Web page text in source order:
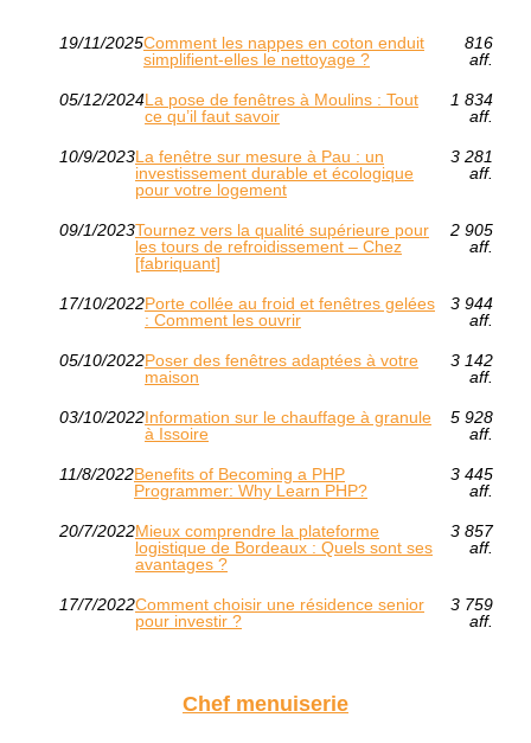
19/11/2025Comment les nappes en coton enduit
simplifient-elles le nettoyage ?
816
aff.
05/12/2024La pose de fenêtres à Moulins : Tout
ce qu’il faut savoir
1 834
aff.
10/9/2023La fenêtre sur mesure à Pau : un
investissement durable et écologique
pour votre logement
3 281
aff.
09/1/2023Tournez vers la qualité supérieure pour
les tours de refroidissement – Chez
[fabriquant]
2 905
aff.
17/10/2022Porte collée au froid et fenêtres gelées
: Comment les ouvrir
3 944
aff.
05/10/2022Poser des fenêtres adaptées à votre
maison
3 142
aff.
03/10/2022Information sur le chauffage à granule
à Issoire
5 928
aff.
11/8/2022Benefits of Becoming a PHP
Programmer: Why Learn PHP?
3 445
aff.
20/7/2022Mieux comprendre la plateforme
logistique de Bordeaux : Quels sont ses
avantages ?
3 857
aff.
17/7/2022Comment choisir une résidence senior
pour investir ?
3 759
aff.
Chef menuiserie